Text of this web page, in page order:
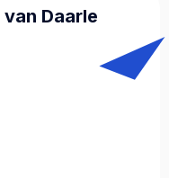
Daarle